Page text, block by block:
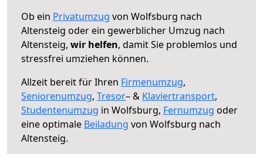
Ob ein Privatumzug von Wolfsburg nach
Altensteig oder ein gewerblicher Umzug nach
Altensteig, wir helfen, damit Sie problemlos und
stressfrei umziehen können.
Allzeit bereit für Ihren Firmenumzug,
Seniorenumzug, Tresor– & Klaviertransport,
Studentenumzug in Wolfsburg, Fernumzug oder
eine optimale Beiladung von Wolfsburg nach
Altensteig.